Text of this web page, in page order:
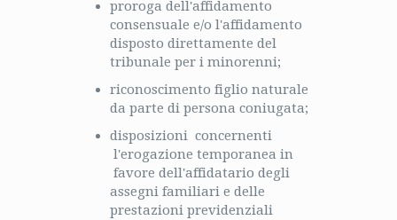
proroga dell'affidamento
consensuale e/o l'affidamento
disposto direttamente del
tribunale per i minorenni;
riconoscimento figlio naturale
da parte di persona coniugata;
disposizioni concernenti
l'erogazione temporanea in
favore dell'affidatario degli
assegni familiari e delle
prestazioni previdenziali